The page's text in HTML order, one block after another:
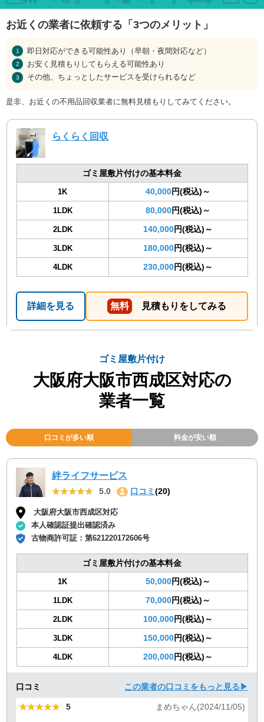
お近くの業者に依頼する「3つのメリット」
即日対応ができる可能性あり（早朝・夜間対応など）
お安く見積もりしてもらえる可能性あり
その他、ちょっとしたサービスを受けられるなど
是非、お近くの不用品回収業者に無料見積もりしてみてください。
らくらく回収
ゴミ屋敷片付けの基本料金
1K 40,000円(税込)～
1LDK 80,000円(税込)～
2LDK 140,000円(税込)～
3LDK 180,000円(税込)～
4LDK 230,000円(税込)～
詳細を見る 無料 見積もりをしてみる
ゴミ屋敷片付け
大阪府大阪市西成区対応の
業者一覧
口コミが多い順 料金が安い順
絆ライフサービス
★★★★★
★★★★★ 5.0 口コミ (20)
大阪府大阪市西成区対応
本人確認証提出確認済み
古物商許可証：第621220172606号
ゴミ屋敷片付けの基本料金
1K 50,000円(税込)～
1LDK 70,000円(税込)～
2LDK 100,000円(税込)～
3LDK 150,000円(税込)～
4LDK 200,000円(税込)～
口コミ この業者の口コミをもっと見る▶
★★★★★
★★★★★ 5 まめちゃん(2024/11/05)